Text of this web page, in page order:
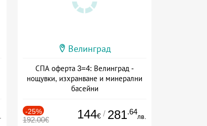
Велинград
СПА оферта 3=4: Велинград -
нощувки, изхранване и минерални
басейни
-25%
192.00€ 144€ / 281.64
лв.